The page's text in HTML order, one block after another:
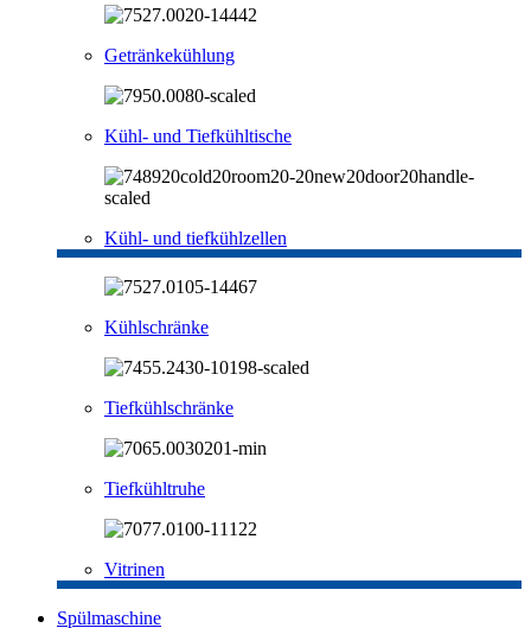
Getränkekühlung
Kühl- und Tiefkühltische
Kühl- und tiefkühlzellen
Kühlschränke
Tiefkühlschränke
Tiefkühltruhe
Vitrinen
Spülmaschine